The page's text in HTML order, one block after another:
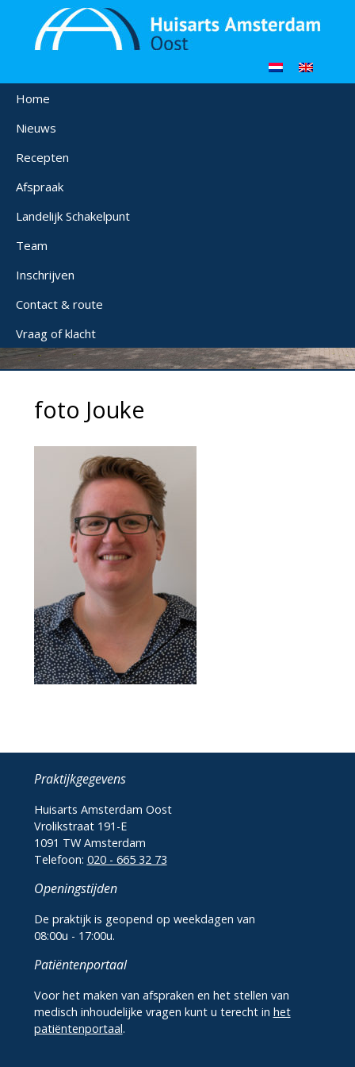
Home
Nieuws
Recepten
Afspraak
Landelijk Schakelpunt
Team
Inschrijven
Contact & route
Vraag of klacht
foto Jouke
Praktijkgegevens
Huisarts Amsterdam Oost
Vrolikstraat 191-E
1091 TW Amsterdam
Telefoon: 020 - 665 32 73
Openingstijden
De praktijk is geopend op weekdagen van
08:00u - 17:00u.
Patiëntenportaal
Voor het maken van afspraken en het stellen van
medisch inhoudelijke vragen kunt u terecht in het
patiëntenportaal.